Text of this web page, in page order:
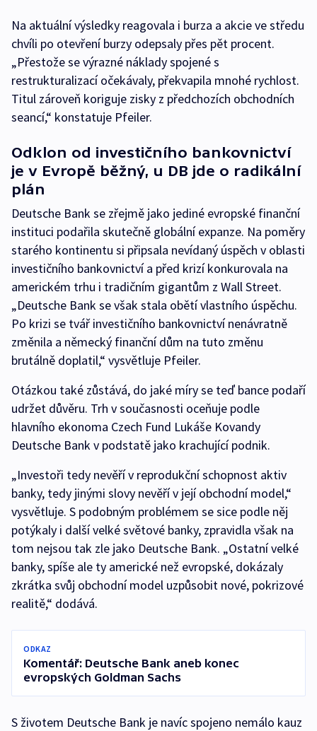
Na aktuální výsledky reagovala i burza a akcie ve středu
chvíli po otevření burzy odepsaly přes pět procent.
„Přestože se výrazné náklady spojené s
restrukturalizací očekávaly, překvapila mnohé rychlost.
Titul zároveň koriguje zisky z předchozích obchodních
seancí,“ konstatuje Pfeiler.
Odklon od investičního bankovnictví
je v Evropě běžný, u DB jde o radikální
plán
Deutsche Bank se zřejmě jako jediné evropské finanční
instituci podařila skutečně globální expanze. Na poměry
starého kontinentu si připsala nevídaný úspěch v oblasti
investičního bankovnictví a před krizí konkurovala na
americkém trhu i tradičním gigantům z Wall Street.
„Deutsche Bank se však stala obětí vlastního úspěchu.
Po krizi se tvář investičního bankovnictví nenávratně
změnila a německý finanční dům na tuto změnu
brutálně doplatil,“ vysvětluje Pfeiler.
Otázkou také zůstává, do jaké míry se teď bance podaří
udržet důvěru. Trh v současnosti oceňuje podle
hlavního ekonoma Czech Fund Lukáše Kovandy
Deutsche Bank v podstatě jako krachující podnik.
„Investoři tedy nevěří v reprodukční schopnost aktiv
banky, tedy jinými slovy nevěří v její obchodní model,“
vysvětluje. S podobným problémem se sice podle něj
potýkaly i další velké světové banky, zpravidla však na
tom nejsou tak zle jako Deutsche Bank. „Ostatní velké
banky, spíše ale ty americké než evropské, dokázaly
zkrátka svůj obchodní model uzpůsobit nové, pokrizové
realitě,“ dodává.
ODKAZ
Komentář: Deutsche Bank aneb konec
evropských Goldman Sachs
S životem Deutsche Bank je navíc spojeno nemálo kauz